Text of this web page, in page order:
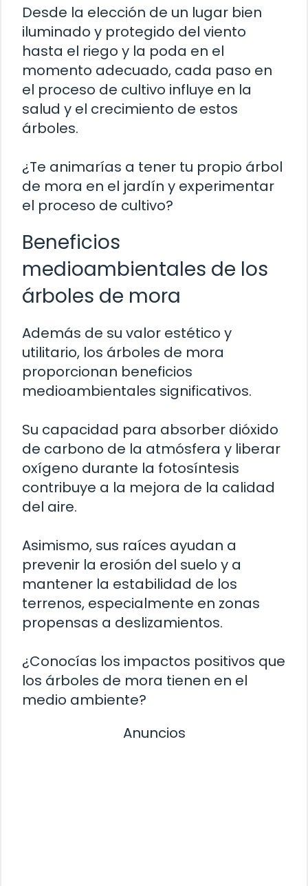
Desde la elección de un lugar bien
iluminado y protegido del viento
hasta el riego y la poda en el
momento adecuado, cada paso en
el proceso de cultivo influye en la
salud y el crecimiento de estos
árboles.
¿Te animarías a tener tu propio árbol
de mora en el jardín y experimentar
el proceso de cultivo?
Beneficios
medioambientales de los
árboles de mora
Además de su valor estético y
utilitario, los árboles de mora
proporcionan beneficios
medioambientales significativos.
Su capacidad para absorber dióxido
de carbono de la atmósfera y liberar
oxígeno durante la fotosíntesis
contribuye a la mejora de la calidad
del aire.
Asimismo, sus raíces ayudan a
prevenir la erosión del suelo y a
mantener la estabilidad de los
terrenos, especialmente en zonas
propensas a deslizamientos.
¿Conocías los impactos positivos que
los árboles de mora tienen en el
medio ambiente?
Anuncios